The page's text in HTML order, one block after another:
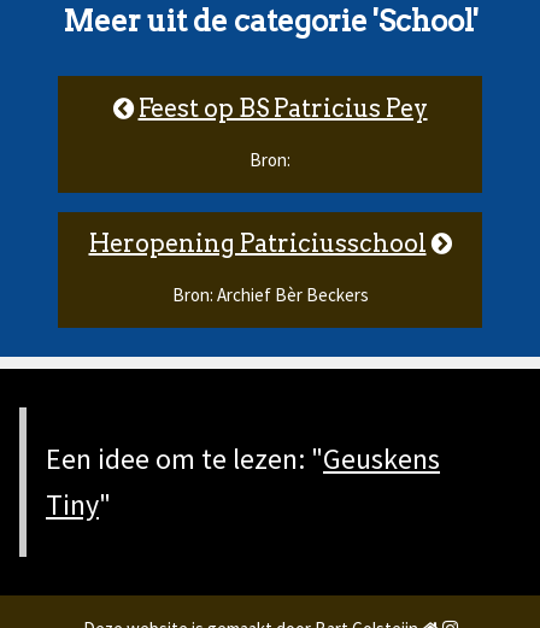
Meer uit de categorie 'School'
Feest op BS Patricius Pey
Bron:
Heropening Patriciusschool
Bron: Archief Bèr Beckers
Een idee om te lezen: "Geuskens
Tiny"